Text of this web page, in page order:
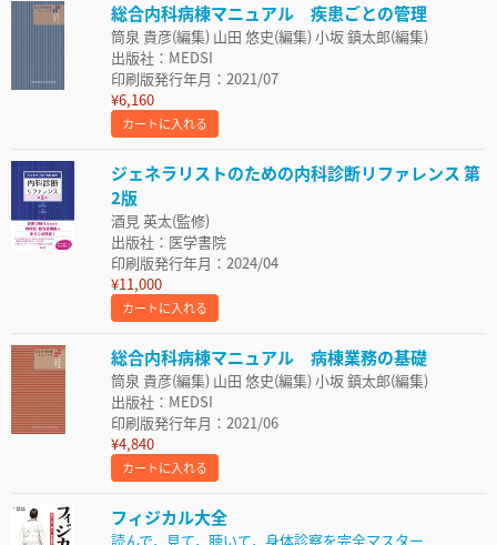
総合内科病棟マニュアル 疾患ごとの管理
筒泉 貴彦(編集) 山田 悠史(編集) 小坂 鎮太郎(編集)
出版社：MEDSI
印刷版発行年月：2021/07
¥6,160
カートに入れる
ジェネラリストのための内科診断リファレンス 第
2版
酒見 英太(監修)
出版社：医学書院
印刷版発行年月：2024/04
¥11,000
カートに入れる
総合内科病棟マニュアル 病棟業務の基礎
筒泉 貴彦(編集) 山田 悠史(編集) 小坂 鎮太郎(編集)
出版社：MEDSI
印刷版発行年月：2021/06
¥4,840
カートに入れる
フィジカル大全
読んで，見て，聴いて，身体診察を完全マスター